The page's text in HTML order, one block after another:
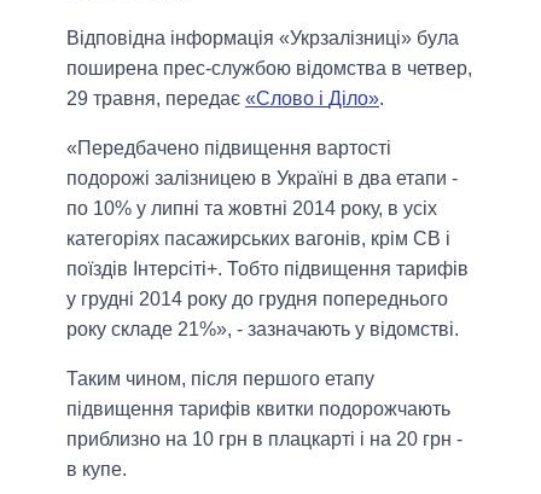
Відповідна інформація «Укрзалізниці» була
поширена прес-службою відомства в четвер,
29 травня, передає «Слово і Діло».
«Передбачено підвищення вартості
подорожі залізницею в Україні в два етапи -
по 10% у липні та жовтні 2014 року, в усіх
категоріях пасажирських вагонів, крім СВ і
поїздів Інтерсіті+. Тобто підвищення тарифів
у грудні 2014 року до грудня попереднього
року складе 21%», - зазначають у відомстві.
Таким чином, після першого етапу
підвищення тарифів квитки подорожчають
приблизно на 10 грн в плацкарті і на 20 грн -
в купе.